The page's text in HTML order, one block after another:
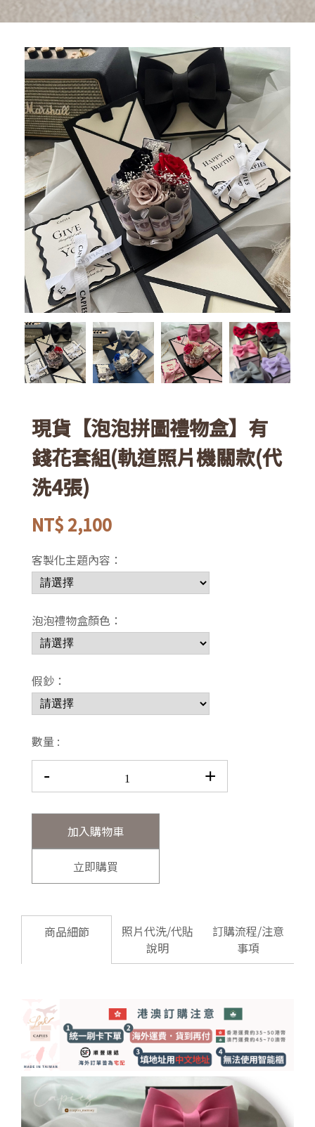
現貨【泡泡拼圖禮物盒】有
錢花套組(軌道照片機關款(代
洗4張)
NT$ 2,100
客製化主題內容：
泡泡禮物盒顏色：
假鈔：
數量 :
- +
加入購物車
立即購買
商品細節
照片代洗/代貼
說明
訂購流程/注意
事項